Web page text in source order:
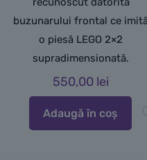
buzunarului frontal ce
o piesă LEGO 2×2
supradimensionată.
550,00 lei
Adaugă în coș